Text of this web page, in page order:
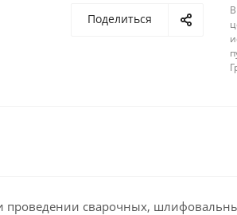
Поделиться
сварочных,